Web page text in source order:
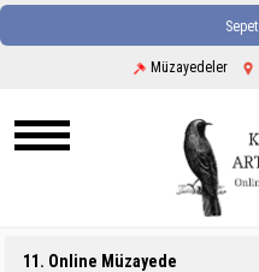
Sepet
Müzayedeler
11. Online Müzayede